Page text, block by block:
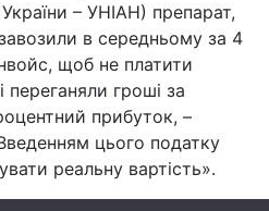
Вакансії
– УНІАН) препарат,
в середньому за 4
щоб не платити
переганяли гроші за
прибуток, –
цього податку
реальну вартість».